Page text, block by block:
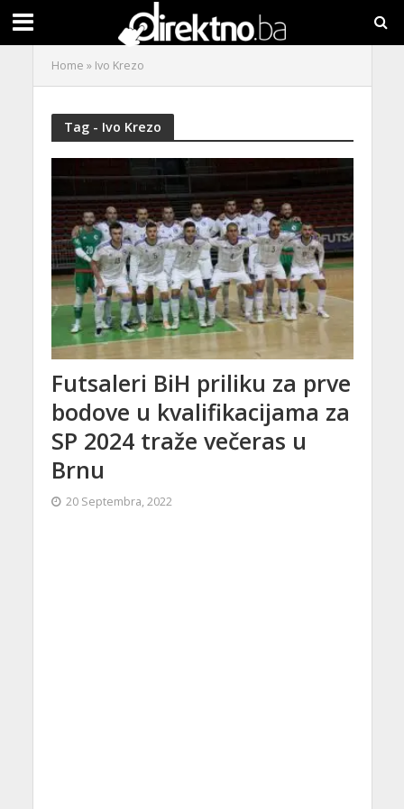
Home » Ivo Krezo
Tag - Ivo Krezo
Futsaleri BiH priliku za prve
bodove u kvalifikacijama za
SP 2024 traže večeras u
Brnu
20 Septembra, 2022